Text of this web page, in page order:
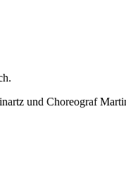
und Choreograf